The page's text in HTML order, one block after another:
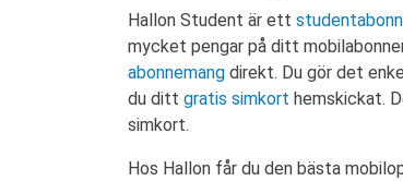
Hallon Student är ett
mycket pengar på ditt
abonnemang direkt. Du gör det
du ditt gratis simkort hemskickat.
simkort.
Hos Hallon får du den bästa